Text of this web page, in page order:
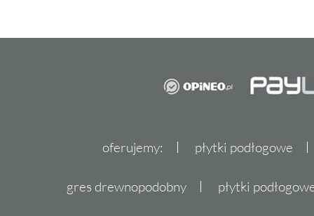
oferujemy: płytki podłogowe
gres drewnopodobny płytki